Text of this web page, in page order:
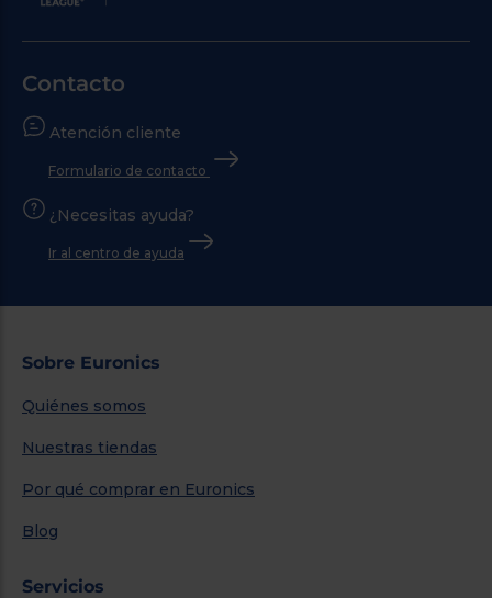
Contacto
Atención cliente
Formulario de contacto
¿Necesitas ayuda?
Ir al centro de ayuda
Sobre Euronics
Quiénes somos
Nuestras tiendas
Por qué comprar en Euronics
Blog
Servicios